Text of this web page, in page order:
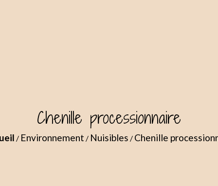
Chenille processionnaire
/ Environnement / Nuisibles / Chenille